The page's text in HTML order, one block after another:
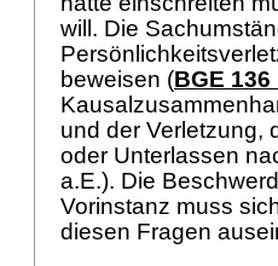
will. Die
beweisen (BGE 136
und der Verletzung,
oder Unterlassen
a.E.). Die
Vorinstanz muss
diesen Fragen